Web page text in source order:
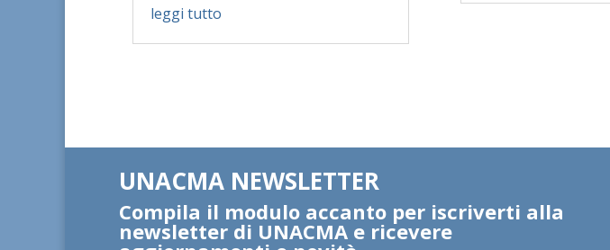
leggi tutto
UNACMA NEWSLETTER
Compila il modulo accanto per iscriverti alla
newsletter di UNACMA e ricevere